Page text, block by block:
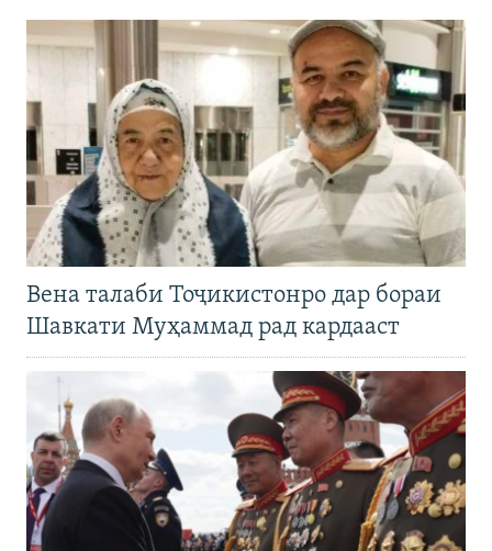
Вена талаби Тоҷикистонро дар бораи
Шавкати Муҳаммад рад кардааст